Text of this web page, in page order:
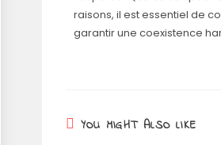
raisons, il est essentiel de
garantir une coexistence
YOU MIGHT ALSO LIKE